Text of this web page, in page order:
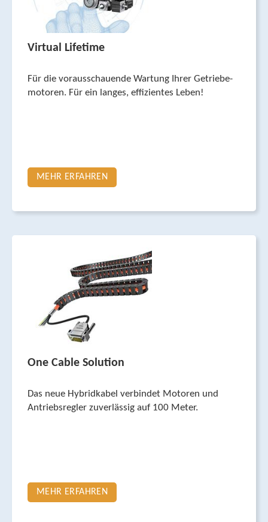
Virtual Lifetime
Für die vorausschau­ende Wartung Ihrer Getriebe­
motoren. Für ein langes, effizientes Leben!
MEHR ERFAHREN
One Cable Solution
Das neue Hybridkabel ver­bindet Motoren und
Antriebsregler zuverlässig auf 100 Meter.
MEHR ERFAHREN